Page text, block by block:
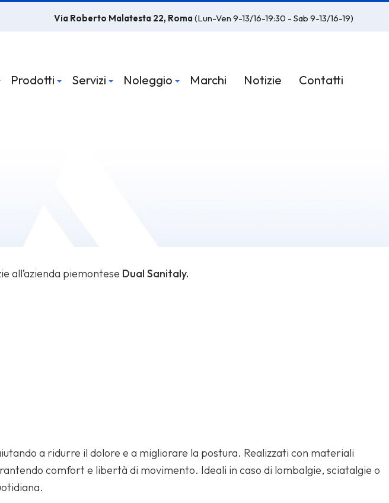
Via Roberto Malatesta 22, Roma (Lun-Ven 9-13/16-19:30 - Sab 9-13/16-19)
Prodotti Servizi Noleggio Marchi Notizie Contatti
all’azienda piemontese Dual Sanitaly.
a ridurre il dolore e a migliorare la postura. Realizzati con materiali
comfort e libertà di movimento. Ideali in caso di lombalgie, sciatalgie o